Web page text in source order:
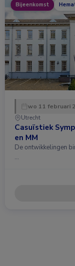
Bijeenkomst
wo 11 februari
Utrecht
Casuïstiek
en MM
De ontwikkelingen
…